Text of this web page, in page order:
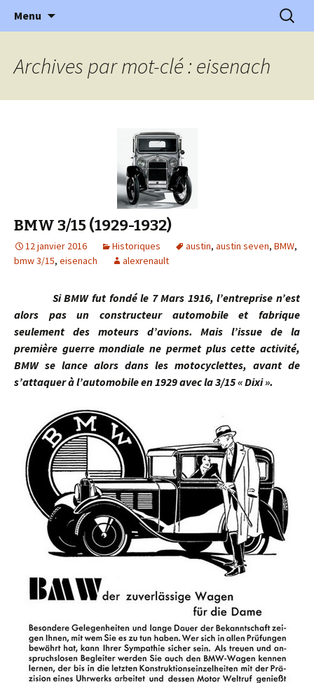
l'Automobile Ancienne
l'automobile ancienne : articles, historiques
…
Menu
Archives par mot-clé : eisenach
BMW 3/15 (1929-1932)
12 janvier 2016 Historiques austin, austin seven, BMW,
bmw 3/15, eisenach alexrenault
Si BMW fut fondé le 7 Mars 1916, l’entreprise n’est
alors pas un constructeur automobile et fabrique
seulement des moteurs d’avions. Mais l’issue de la
première guerre mondiale ne permet plus cette activité,
BMW se lance alors dans les motocyclettes, avant de
s’attaquer à l’automobile en 1929 avec la 3/15 « Dixi ».